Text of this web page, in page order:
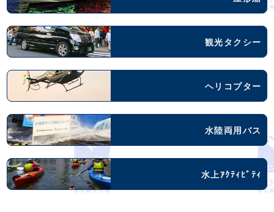
観光タクシー
ヘリコプター
水陸両用バス
水上ｱｸﾃｨﾋﾞﾃｨ